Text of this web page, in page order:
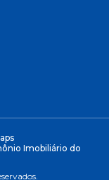
Imobiliário do